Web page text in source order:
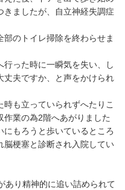
きましたが、自立神経失調症
のトイレ掃除を終わらせま
った時に一瞬気を失い、し
丈夫ですか、と声をかけられ
も立っていられずへたりこ
業の為2階へあがりました
もろうと歩いているところ
脳梗塞と診断され入院してい
あり精神的に追い詰められて